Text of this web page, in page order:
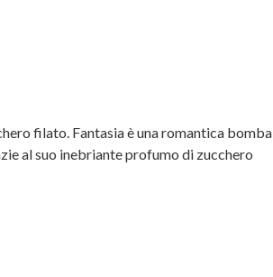
filato. Fantasia è una romantica bomba
al suo inebriante profumo di zucchero